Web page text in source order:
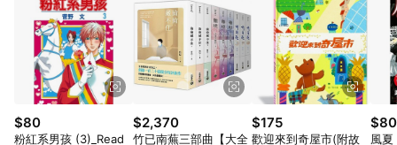
$80
粉紅系男孩 (3)_Read
$2,370
竹已南蕪三部曲【大全
$175
歡迎來到奇屋市(附故
$80
風